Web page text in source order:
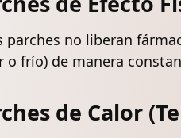
parches no liberan
o frío) de manera
de Calor